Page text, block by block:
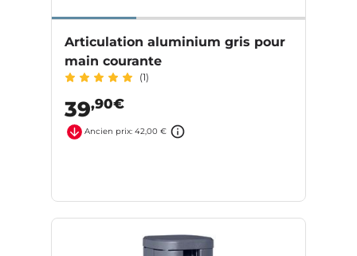
Articulation aluminium gris pour
main courante
(1)
39,90€
Ancien prix: 42,00 €